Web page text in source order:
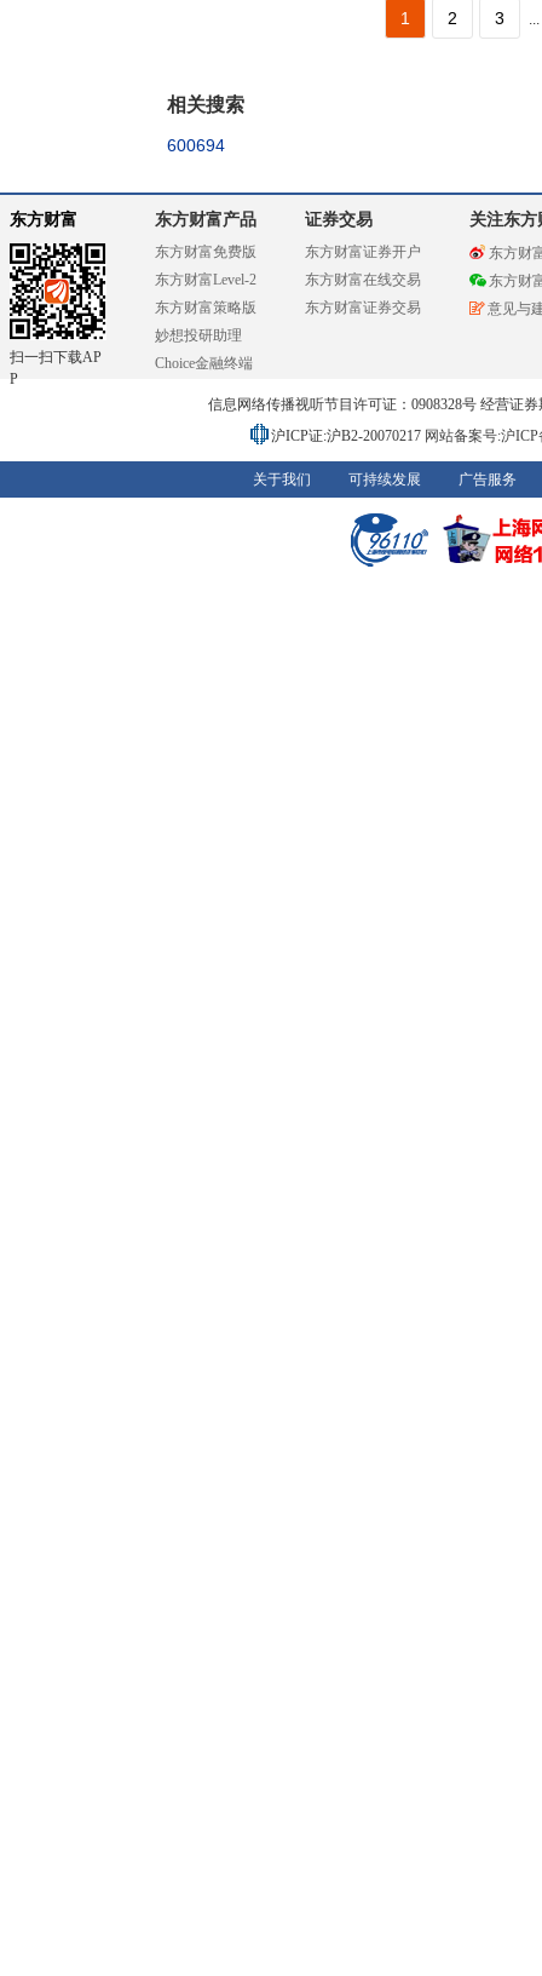
1 2 3 ...
相关搜索
600694
东方财富
扫一扫下载AP
P
东方财富产品
东方财富免费版
东方财富Level-2
东方财富策略版
妙想投研助理
Choice金融终端
证券交易
东方财富证券开户
东方财富在线交易
东方财富证券交易
关注东方
东方财
东方财
意见与
信息网络传播视听节目许可证：0908328号 经营证
沪ICP证:沪B2-20070217 网站备案号:沪
关于我们 可持续发展 广告服务